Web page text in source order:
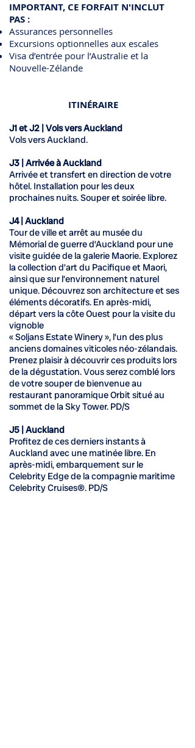
IMPORTANT, CE FORFAIT N'INCLUT
PAS :
Assurances personnelles
Excursions optionnelles aux escales
​Visa d’entrée pour l’Australie et la
Nouvelle-Zélande
ITINÉRAIRE
J1 et J2 | Vols vers Auckland
Vols vers Auckland.
J3 | Arrivée à Auckland
Arrivée et transfert en direction de votre
hôtel. Installation pour les deux
prochaines nuits. Souper et soirée libre.
J4 | Auckland
Tour de ville et arrêt au musée du
Mémorial de guerre d’Auckland pour une
visite guidée de la galerie Maorie. Explorez
la collection d’art du Pacifique et Maori,
ainsi que sur l’environnement naturel
unique. Découvrez son architecture et ses
éléments décoratifs. En après-midi,
départ vers la côte Ouest pour la visite du
vignoble
« Soljans Estate Winery », l’un des plus
anciens domaines viticoles néo-zélandais.
Prenez plaisir à découvrir ces produits lors
de la dégustation. Vous serez comblé lors
de votre souper de bienvenue au
restaurant panoramique Orbit situé au
sommet de la Sky Tower. PD/S
J5 | Auckland
Profitez de ces derniers instants à
Auckland avec une matinée libre. En
après-midi, embarquement sur le
Celebrity Edge de la compagnie maritime
Celebrity Cruises®. PD/S